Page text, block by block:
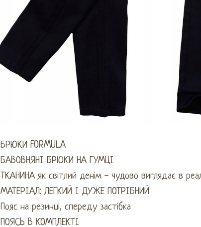
БРЮКИ FORMULA
БАВОВНЯНІ БРЮКИ НА ГУМЦІ
ТКАНИНА як світлий денім - чудово виглядає в
МАТЕРІАЛ: ЛЕГКИЙ І ДУЖЕ ПОТРІБНИЙ
Пояс на резинці, спереду застібка
ПОЯСЬ В КОМПЛЕКТІ